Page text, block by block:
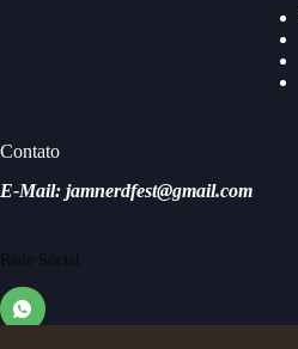
Contato
E-Mail: jamnerdfest@gmail.com
Rede Social